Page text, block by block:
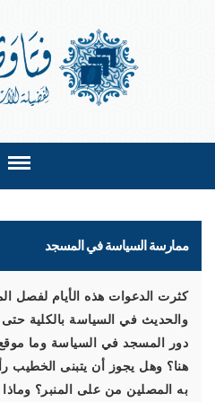
ممارسة السياسة في المسجد
كثرت الدعوات هذه الأيام لفصل
والحديث في السياسة بالكلية
دور المسجد في السياسة وما
هنا؟ وهل يجوز أن يتبنى الخطيب
به المصلين من على المنبر؟